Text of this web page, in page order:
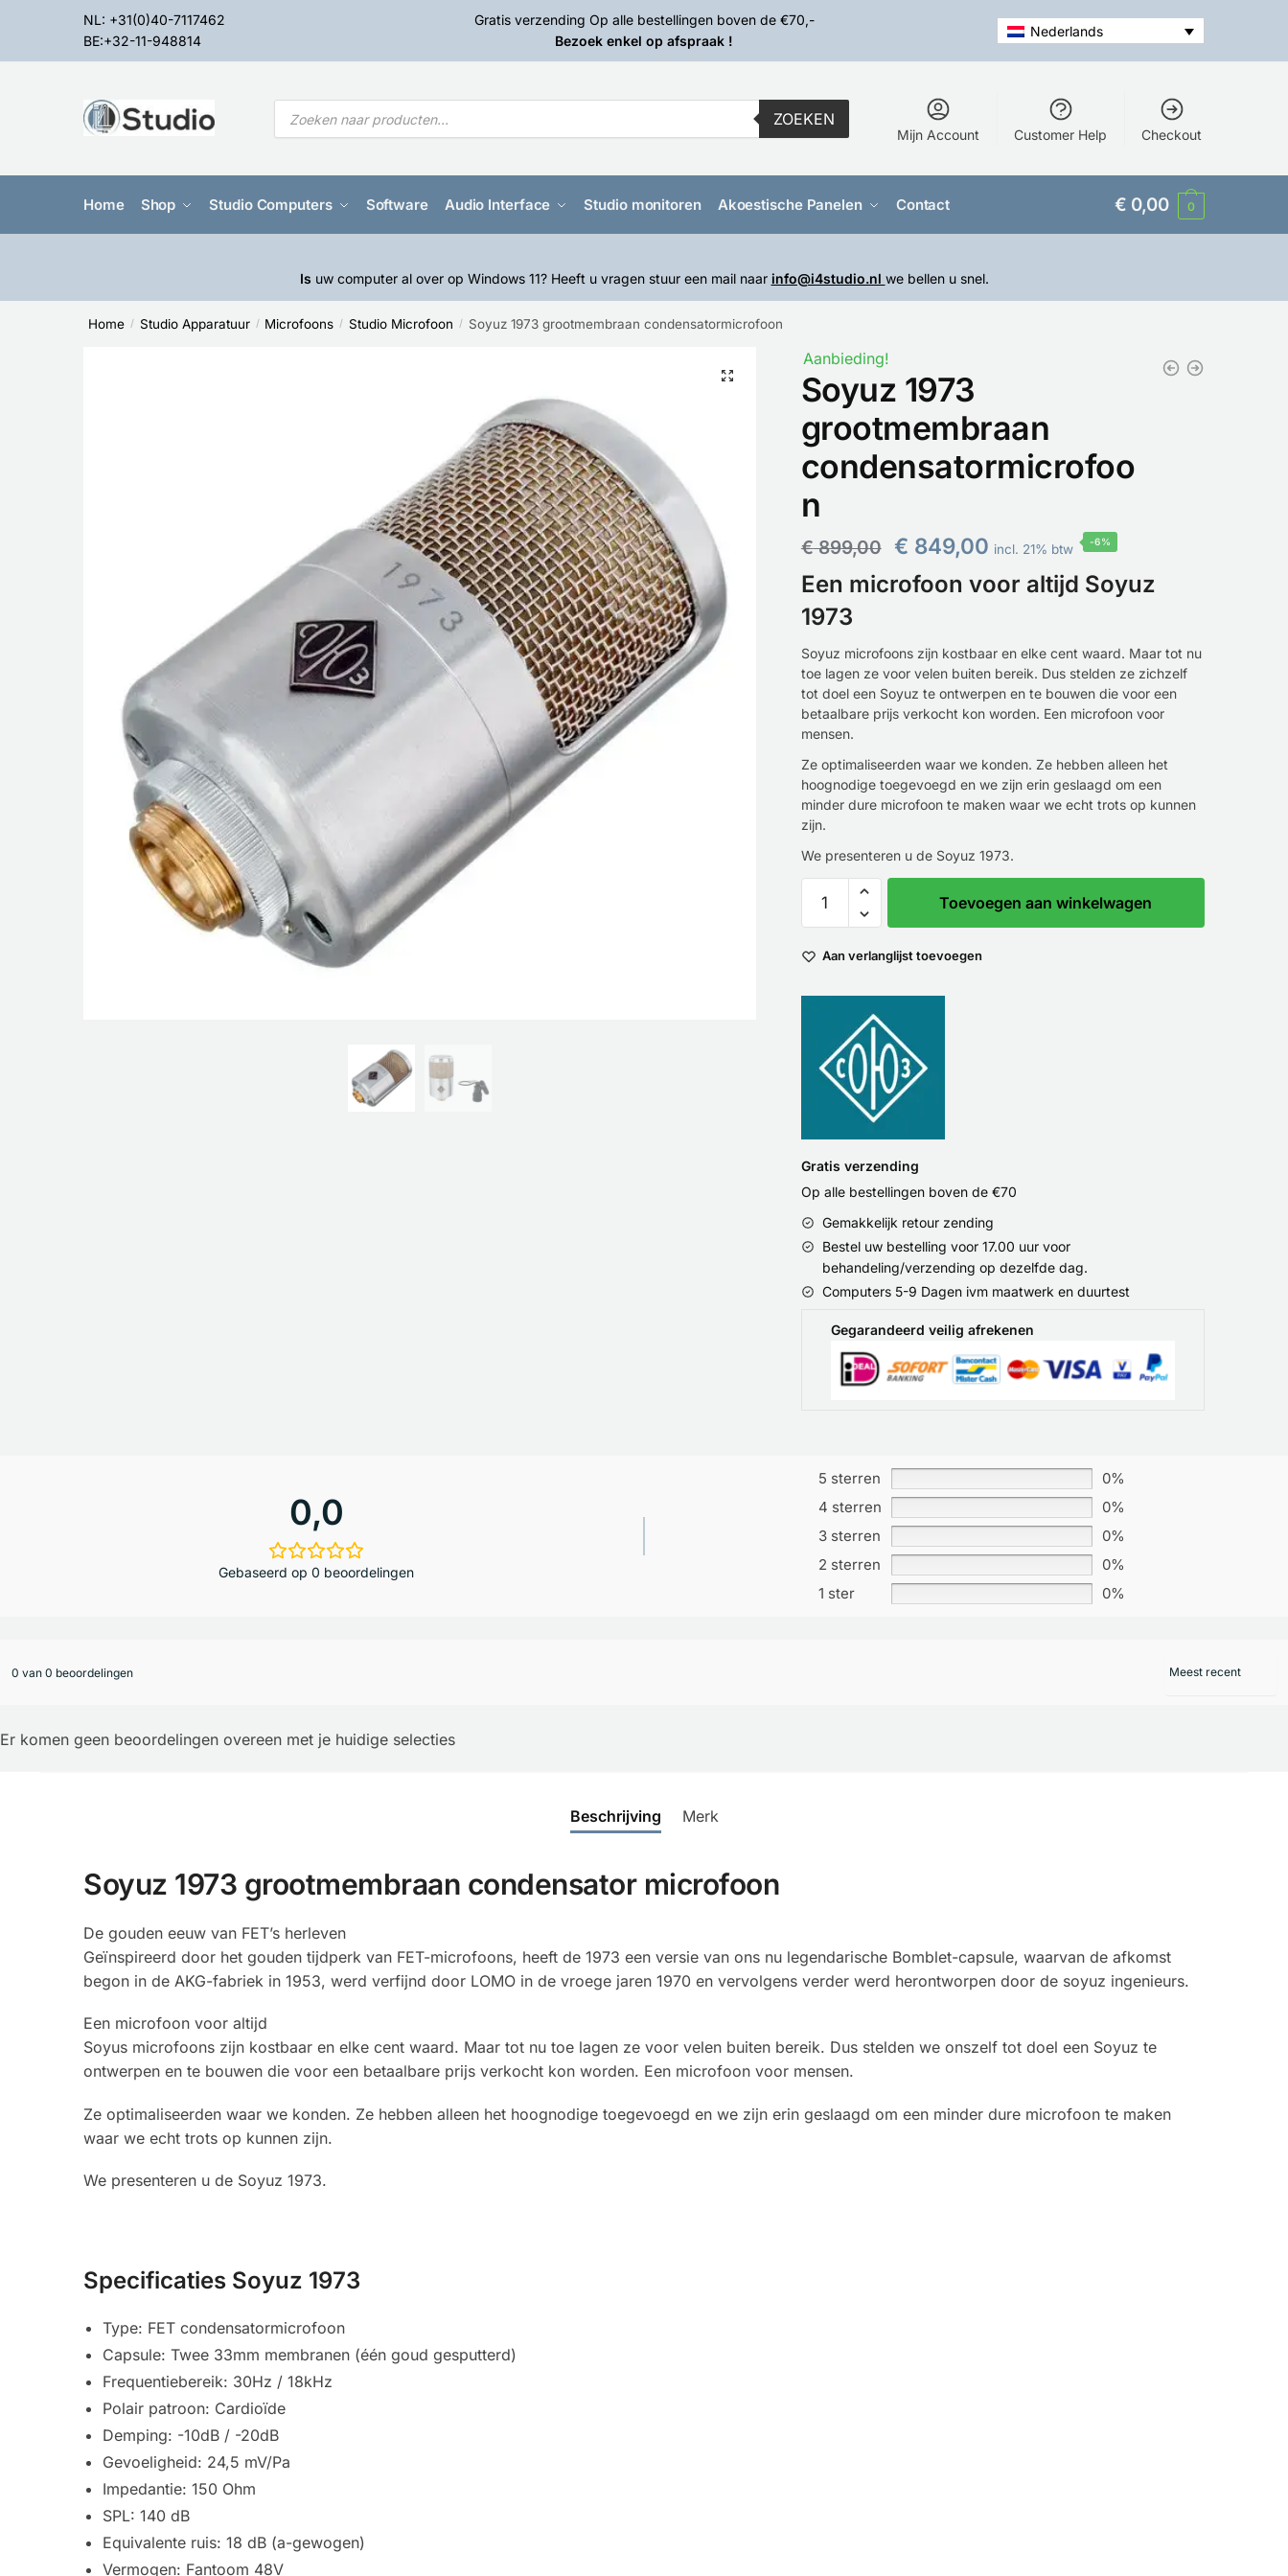
NL: +31(0)40-7117462
BE:+32-11-948814
Gratis verzending Op alle bestellingen boven de €70,-
Bezoek enkel op afspraak !
Nederlands
ZOEKEN
Mijn Account Customer Help Checkout
Home Shop Studio Computers Software Audio Interface Studio monitoren Akoestische Panelen Contact € 0,00 0
Is uw computer al over op Windows 11? Heeft u vragen stuur een mail naar info@i4studio.nl we bellen u snel.
Home / Studio Apparatuur / Microfoons / Studio Microfoon / Soyuz 1973 grootmembraan condensatormicrofoon
🔍
Aanbieding!
Soyuz 1973
grootmembraan
condensatormicrofoo
n
€899,00 € 849,00 incl. 21% btw -6%
Een microfoon voor altijd Soyuz
1973
Soyuz microfoons zijn kostbaar en elke cent waard. Maar tot nu
toe lagen ze voor velen buiten bereik. Dus stelden ze zichzelf
tot doel een Soyuz te ontwerpen en te bouwen die voor een
betaalbare prijs verkocht kon worden. Een microfoon voor
mensen.
Ze optimaliseerden waar we konden. Ze hebben alleen het
hoognodige toegevoegd en we zijn erin geslaagd om een
minder dure microfoon te maken waar we echt trots op kunnen
zijn.
We presenteren u de Soyuz 1973.
Toevoegen aan winkelwagen
Aan verlanglijst toevoegen
Gratis verzending
Op alle bestellingen boven de €70
Gemakkelijk retour zending
Bestel uw bestelling voor 17.00 uur voor
behandeling/verzending op dezelfde dag.
Computers 5-9 Dagen ivm maatwerk en duurtest
Gegarandeerd veilig afrekenen
0,0
Gebaseerd op 0 beoordelingen
5 sterren
0%
4 sterren
0%
3 sterren
0%
2 sterren
0%
1 ster
0%
0 van 0 beoordelingen
Er komen geen beoordelingen overeen met je huidige selecties
Beschrijving Merk
Soyuz 1973 grootmembraan condensator microfoon
De gouden eeuw van FET’s herleven
Geïnspireerd door het gouden tijdperk van FET-microfoons, heeft de 1973 een versie van ons nu legendarische Bomblet-capsule, waarvan de afkomst
begon in de AKG-fabriek in 1953, werd verfijnd door LOMO in de vroege jaren 1970 en vervolgens verder werd herontworpen door de soyuz ingenieurs.
Een microfoon voor altijd
Soyus microfoons zijn kostbaar en elke cent waard. Maar tot nu toe lagen ze voor velen buiten bereik. Dus stelden we onszelf tot doel een Soyuz te
ontwerpen en te bouwen die voor een betaalbare prijs verkocht kon worden. Een microfoon voor mensen.
Ze optimaliseerden waar we konden. Ze hebben alleen het hoognodige toegevoegd en we zijn erin geslaagd om een minder dure microfoon te maken
waar we echt trots op kunnen zijn.
We presenteren u de Soyuz 1973.
Specificaties Soyuz 1973
Type: FET condensatormicrofoon
Capsule: Twee 33mm membranen (één goud gesputterd)
Frequentiebereik: 30Hz / 18kHz
Polair patroon: Cardioïde
Demping: -10dB / -20dB
Gevoeligheid: 24,5 mV/Pa
Impedantie: 150 Ohm
SPL: 140 dB
Equivalente ruis: 18 dB (a-gewogen)
Vermogen: Fantoom 48V